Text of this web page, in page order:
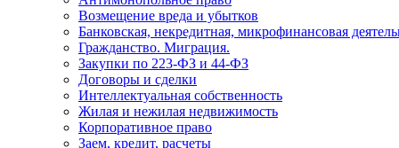
Возмещение вреда и убытков
Банковская, некредитная, микрофинансовая
Гражданство. Миграция.
Закупки по 223-ФЗ и 44-ФЗ
Договоры и сделки
Интеллектуальная собственность
Жилая и нежилая недвижимость
Корпоративное право
Заем, кредит, расчеты